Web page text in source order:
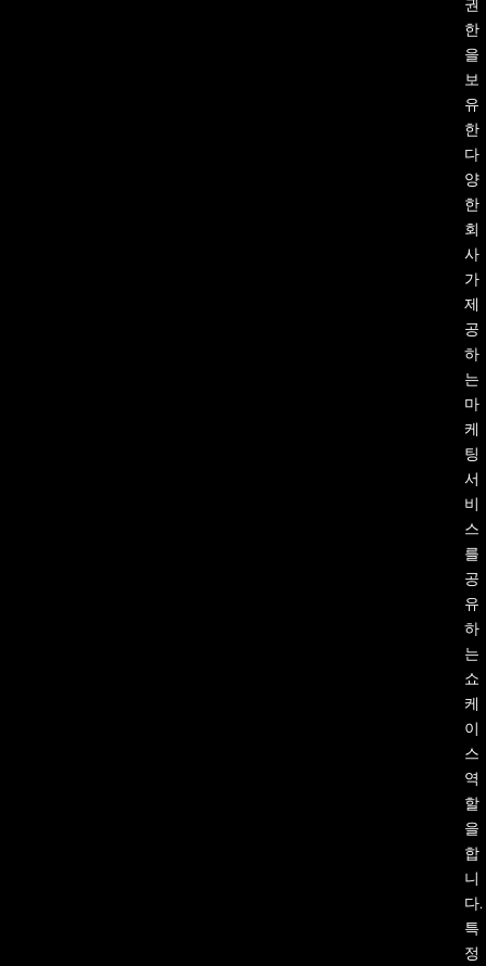
권
한
을
보
유
한
다
양
한
회
사
가
제
공
하
는
마
케
팅
서
비
스
를
공
유
하
는
쇼
케
이
스
역
할
을
합
니
다.
특
정